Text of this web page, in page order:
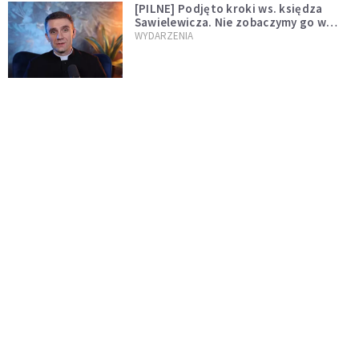
[PILNE] Podjęto kroki ws. księdza
Sawielewicza. Nie zobaczymy go w
mediach
WYDARZENIA